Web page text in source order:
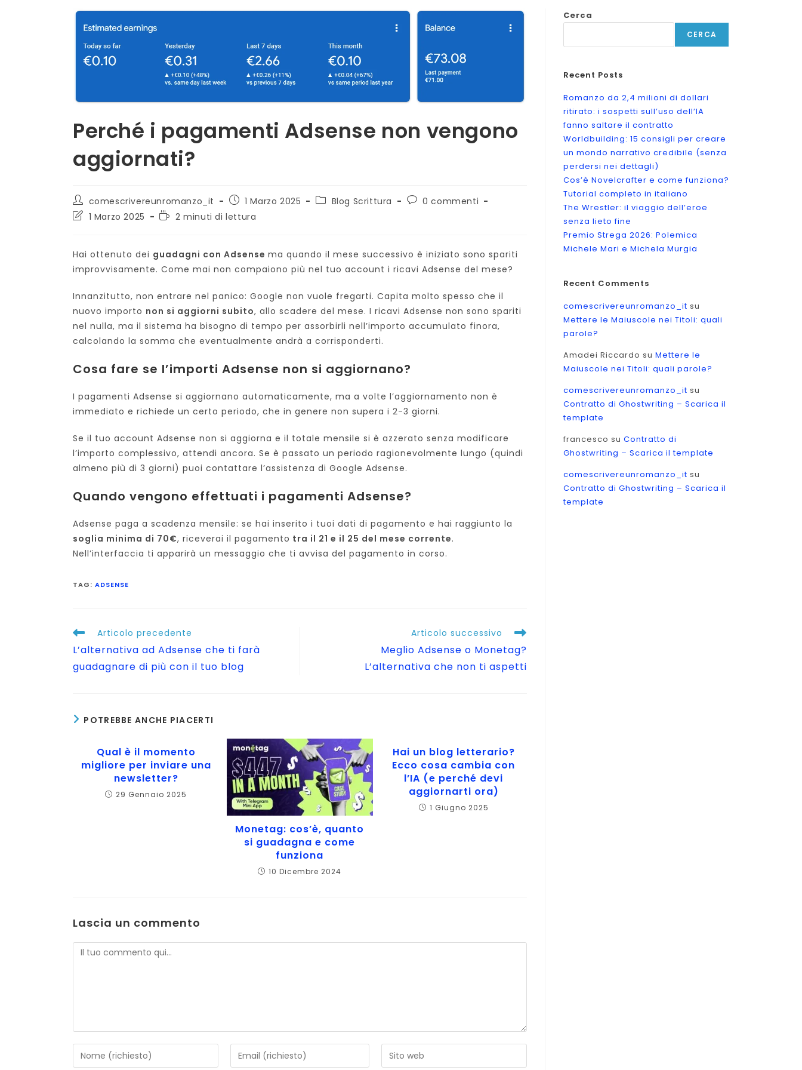
Perché i pagamenti Adsense non vengono
aggiornati?
Autore
dell'articolo:
comescrivereunromanzo_it
Articolo
pubblicato:
1 Marzo 2025
Categoria
Blog Scrittura
Commenti
0 commenti
Ultima1 Marzo 2025
Tempo2 minuti di lettura
Hai ottenuto dei guadagni con Adsense ma quando il mese successivo è iniziato sono spariti
improvvisamente. Come mai non compaiono più nel tuo account i ricavi Adsense del mese?
Innanzitutto, non entrare nel panico: Google non vuole fregarti. Capita molto spesso che il
nuovo importo non si aggiorni subito, allo scadere del mese. I ricavi Adsense non sono spariti
nel nulla, ma il sistema ha bisogno di tempo per assorbirli nell’importo accumulato finora,
calcolando la somma che eventualmente andrà a corrisponderti.
Cosa fare se l’importi Adsense non si aggiornano?
I pagamenti Adsense si aggiornano automaticamente, ma a volte l’aggiornamento non è
immediato e richiede un certo periodo, che in genere non supera i 2-3 giorni.
Se il tuo account Adsense non si aggiorna e il totale mensile si è azzerato senza modificare
l’importo complessivo, attendi ancora. Se è passato un periodo ragionevolmente lungo (quindi
almeno più di 3 giorni) puoi contattare l’assistenza di Google Adsense.
Quando vengono effettuati i pagamenti Adsense?
Adsense paga a scadenza mensile: se hai inserito i tuoi dati di pagamento e hai raggiunto la
soglia minima di 70€, riceverai il pagamento tra il 21 e il 25 del mese corrente.
Nell’interfaccia ti apparirà un messaggio che ti avvisa del pagamento in corso.
TAG: ADSENSE
Leggi
altri
articoli
Articolo precedente
L’alternativa ad Adsense che ti farà
guadagnare di più con il tuo blog
Articolo successivo
Meglio Adsense o Monetag?
L’alternativa che non ti aspetti
POTREBBE ANCHE PIACERTI
Qual è il momento
migliore per inviare una
newsletter?
29 Gennaio 2025
Monetag: cos’è, quanto
si guadagna e come
funziona
10 Dicembre 2024
Hai un blog letterario?
Ecco cosa cambia con
l’IA (e perché devi
aggiornarti ora)
1 Giugno 2025
Lascia un commento
Commento
Inserisci
il
Inserisci
il
Inserisci
l'URL
Cerca
CERCA
Recent Posts
Romanzo da 2,4 milioni di dollari
ritirato: i sospetti sull’uso dell’IA
fanno saltare il contratto
Worldbuilding: 15 consigli per creare
un mondo narrativo credibile (senza
perdersi nei dettagli)
Cos’è Novelcrafter e come funziona?
Tutorial completo in italiano
The Wrestler: il viaggio dell’eroe
senza lieto fine
Premio Strega 2026: Polemica
Michele Mari e Michela Murgia
Recent Comments
comescrivereunromanzo_it su
Mettere le Maiuscole nei Titoli: quali
parole?
Amadei Riccardo su Mettere le
Maiuscole nei Titoli: quali parole?
comescrivereunromanzo_it su
Contratto di Ghostwriting – Scarica il
template
francesco su Contratto di
Ghostwriting – Scarica il template
comescrivereunromanzo_it su
Contratto di Ghostwriting – Scarica il
template